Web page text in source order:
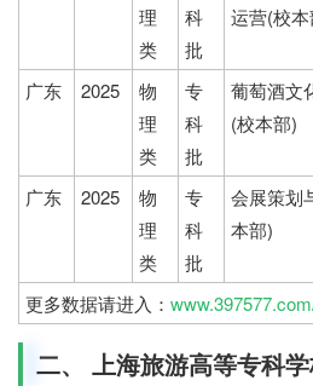
理
类
科
批
运营(校本
广东 2025
物
理
类
专
科
批
葡萄酒文
(校本部)
广东 2025
物
理
类
专
科
批
会展策划
本部)
更多数据请进入：
二、 上海旅游高等专科